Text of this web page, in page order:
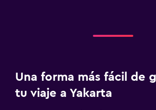
Zona de trabajo
Fax/fotocopiadora
Una forma más fácil de
tu viaje a Yakarta